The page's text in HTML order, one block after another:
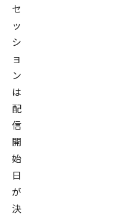
セ
ッ
シ
ョ
ン
は
配
信
開
始
日
が
決